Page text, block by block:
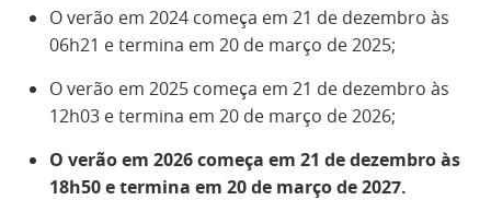
O verão em 2024 começa em 21 de dezembro às
06h21 e termina em 20 de março de 2025;
O verão em 2025 começa em 21 de dezembro às
12h03 e termina em 20 de março de 2026;
O verão em 2026 começa em 21 de dezembro às
18h50 e termina em 20 de março de 2027.